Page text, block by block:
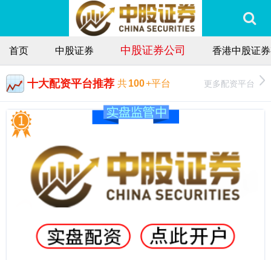
首页 中股证券 中股证券公司 香港中股证
十大配资平台推荐 共100+平台 更多配资平台